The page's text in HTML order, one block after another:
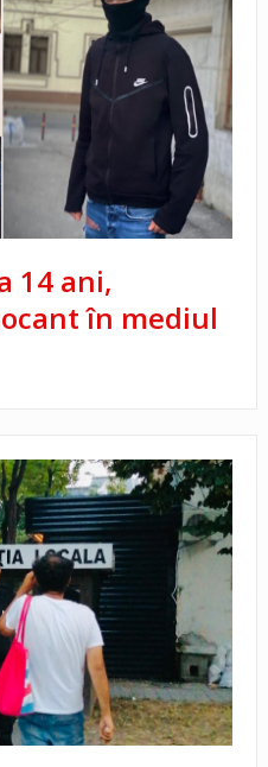
14 ani,
în mediul